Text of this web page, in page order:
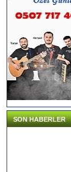
SON HABERLER